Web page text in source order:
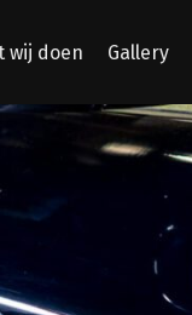
wij doen Gallery